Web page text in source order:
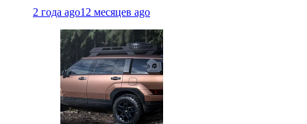
2 года ago12 месяцев ago